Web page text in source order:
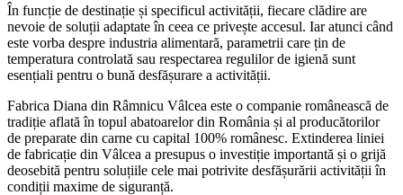
În funcție de destinație și specificul activității, fiecare clădire are
nevoie de soluții adaptate în ceea ce privește accesul. Iar atunci când
este vorba despre industria alimentară, parametrii care țin de
temperatura controlată sau respectarea regulilor de igienă sunt
esențiali pentru o bună desfășurare a activității.
Fabrica Diana din Râmnicu Vâlcea este o companie românească de
tradiție aflată în topul abatoarelor din România și al producătorilor
de preparate din carne cu capital 100% românesc. Extinderea liniei
de fabricație din Vâlcea a presupus o investiție importantă și o grijă
deosebită pentru soluțiile cele mai potrivite desfășurării activității în
condiții maxime de siguranță.